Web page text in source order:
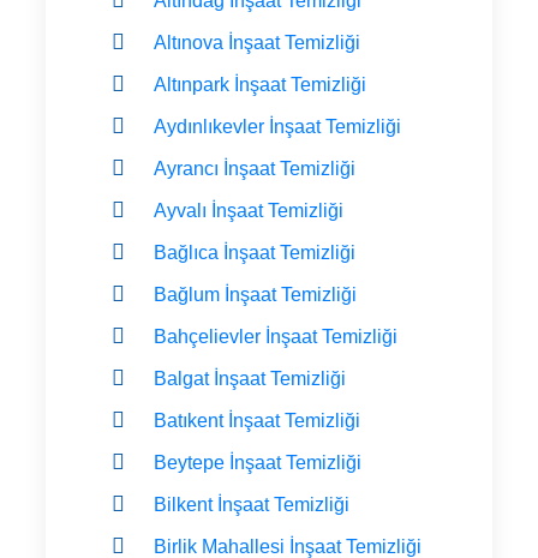
Altınova İnşaat Temizliği
Altınpark İnşaat Temizliği
Aydınlıkevler İnşaat Temizliği
Ayrancı İnşaat Temizliği
Ayvalı İnşaat Temizliği
Bağlıca İnşaat Temizliği
Bağlum İnşaat Temizliği
Bahçelievler İnşaat Temizliği
Balgat İnşaat Temizliği
Batıkent İnşaat Temizliği
Beytepe İnşaat Temizliği
Bilkent İnşaat Temizliği
Birlik Mahallesi İnşaat Temizliği